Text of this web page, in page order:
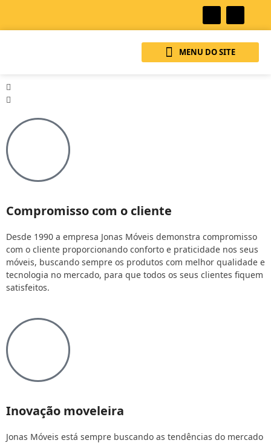
content
Compromisso com o cliente
Desde 1990 a empresa Jonas Móveis demonstra compromisso
com o cliente proporcionando conforto e praticidade nos seus
móveis, buscando sempre os produtos com melhor qualidade e
tecnologia no mercado, para que todos os seus clientes fiquem
satisfeitos.
Inovação moveleira
Jonas Móveis está sempre buscando as tendências do mercado